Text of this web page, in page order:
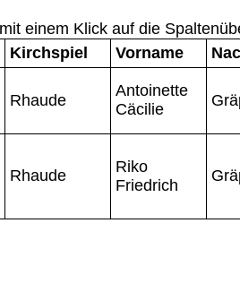
einem Klick auf die
Kirchspiel Vorname
Rhaude
Antoinette
Cäcilie
Rhaude
Riko
Friedrich